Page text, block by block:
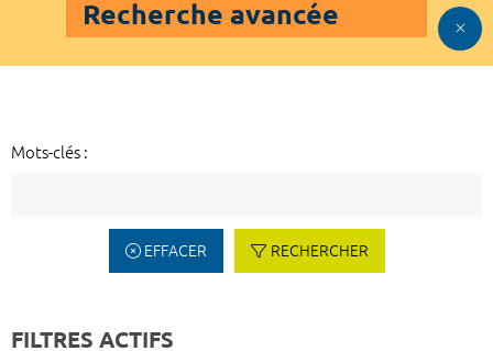
Recherche avancée
Mots-clés :
EFFACER RECHERCHER
FILTRES ACTIFS